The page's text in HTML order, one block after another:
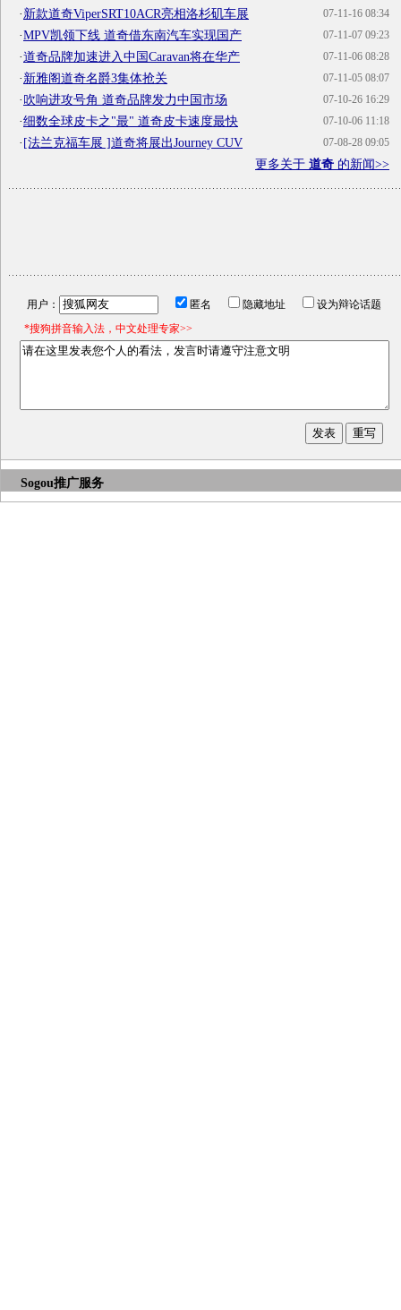
07-11-16 08:34
·新款道奇ViperSRT10ACR亮相洛杉矶车展
07-11-07 09:23
·MPV凯领下线 道奇借东南汽车实现国产
07-11-06 08:28
·道奇品牌加速进入中国Caravan将在华产
07-11-05 08:07
·新雅阁道奇名爵3集体抢关
07-10-26 16:29
·吹响进攻号角 道奇品牌发力中国市场
07-10-06 11:18
·细数全球皮卡之"最" 道奇皮卡速度最快
07-08-28 09:05
·[法兰克福车展 ]道奇将展出Journey CUV
更多关于 道奇 的新闻>>
用户： 匿名 隐藏地址
设为辩论话题
*搜狗拼音输入法，中文处理专家>>
Sogou推广服务